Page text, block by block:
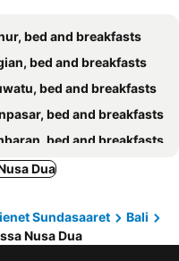
Breeze Village
Bed And Breakfast
HBD
Bed & Breakfast
bed and breakfasts
bed and breakfasts
bed and breakfasts
bed and breakfasts
bed and breakfasts
bed and breakfasts
Bay, bed and breakfasts
bed and breakfasts
Dua
Sundasaaret
Bali
Nusa Dua